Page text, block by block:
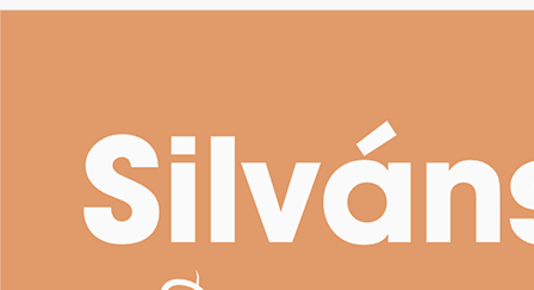
Skočiť na hlavný obsah
NAVŠTÍVTE
Máte záujem sa dozvedieť viac o našich
projektoch na osobnom stretnutí? Vyplňte
formulár nižšie, prípadne nás kontaktujte
telefonicky alebo mailom a radi vás u nás